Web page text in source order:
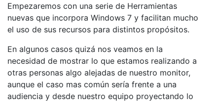
Empezaremos con una serie de Herramientas
nuevas que incorpora Windows 7 y facilitan mucho
el uso de sus recursos para distintos propósitos.
En algunos casos quizá nos veamos en la
necesidad de mostrar lo que estamos realizando a
otras personas algo alejadas de nuestro monitor,
aunque el caso mas común sería frente a una
audiencia y desde nuestro equipo proyectando lo